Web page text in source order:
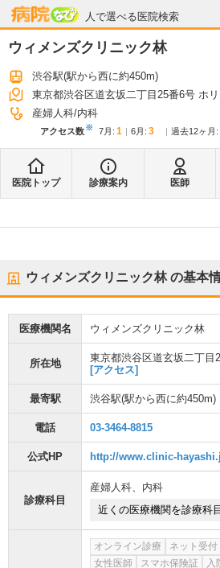
人で選べる医院検索
病院なび
ウィメンズクリニック林
渋谷駅(駅から西に約450m)
東京都渋谷区道玄坂二丁目25番6号 ホ
産婦人科 内科
アクセス数※ 7月 : 1 6月 : 3 過去12ヶ月:
医院トップ 診療案内 医師
ウィメンズクリニック林の基本
医療機関名 ウィメンズクリニック林
所在地
東京都渋谷区道玄坂二丁目
[アクセス]
最寄駅 渋谷駅(駅から西に約450m)
電話 03-3464-8815
公式HP http://www.clinic-
診療科目
産婦人科、 内科
近くの医療機関を診療科
オンライン診療 ネット受付
女性医師
スマホ保険証 入